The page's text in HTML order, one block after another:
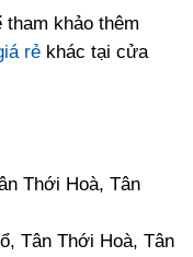
tham khảo thêm
rẻ khác tại cửa
Thới Hoà, Tân
Tân Thới Hoà, Tân